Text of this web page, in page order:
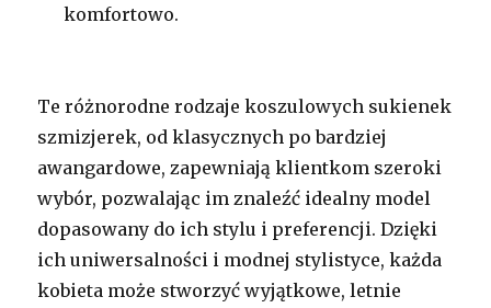
komfortowo.
Te różnorodne rodzaje koszulowych sukienek
szmizjerek, od klasycznych po bardziej
awangardowe, zapewniają klientkom szeroki
wybór, pozwalając im znaleźć idealny model
dopasowany do ich stylu i preferencji. Dzięki
ich uniwersalności i modnej stylistyce, każda
kobieta może stworzyć wyjątkowe, letnie